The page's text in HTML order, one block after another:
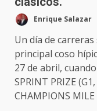
Enrique Salazar
Un día de
principal coso
27 de abril,
SPRINT PRIZE
CHAMPIONS MILE